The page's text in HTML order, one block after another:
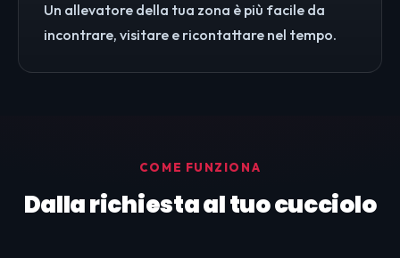
Un allevatore della tua zona è più facile da
incontrare, visitare e ricontattare nel tempo.
COME FUNZIONA
Dalla richiesta al tuo cucciolo